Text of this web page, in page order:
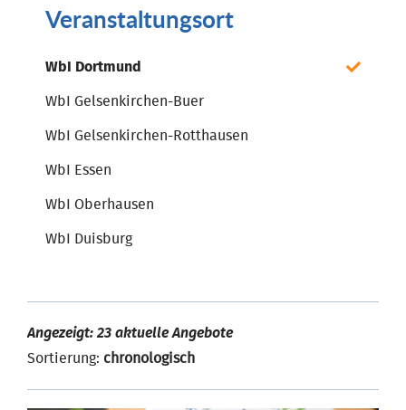
Veranstaltungsort
WbI Dortmund
WbI Gelsenkirchen-Buer
WbI Gelsenkirchen-Rotthausen
WbI Essen
WbI Oberhausen
WbI Duisburg
Angezeigt: 23 aktuelle Angebote
Sortierung: chronologisch